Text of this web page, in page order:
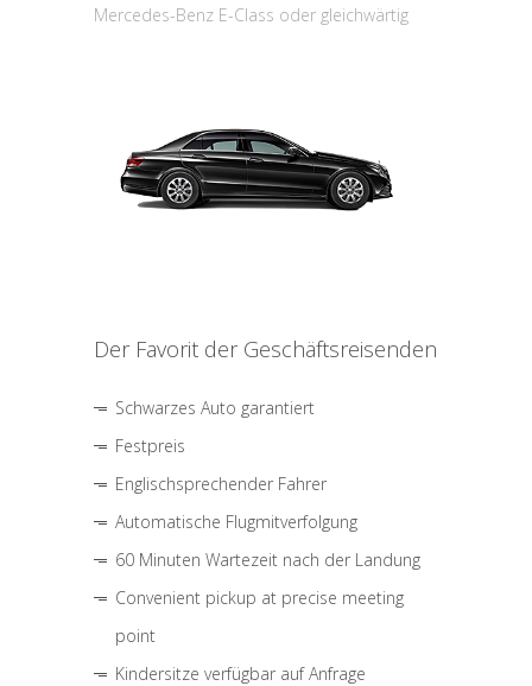
Mercedes-Benz E-Class oder gleichwärtig
Der Favorit der Geschäftsreisenden
Schwarzes Auto garantiert
Festpreis
Englischsprechender Fahrer
Automatische Flugmitverfolgung
60 Minuten Wartezeit nach der Landung
Convenient pickup at precise meeting
point
Kindersitze verfügbar auf Anfrage